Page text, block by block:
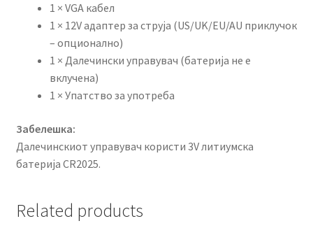
1 × VGA кабел
1 × 12V адаптер за струја (US/UK/EU/AU приклучок
– опционално)
1 × Далечински управувач (батерија не е
вклучена)
1 × Упатство за употреба
Забелешка:
Далечинскиот управувач користи 3V литиумска
батерија CR2025.
Related products